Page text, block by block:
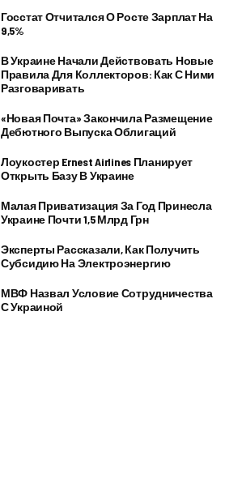
Госстат Отчитался О Росте Зарплат На
9,5%
В Украине Начали Действовать Новые
Правила Для Коллекторов: Как С Ними
Разговаривать
«Новая Почта» Закончила Размещение
Дебютного Выпуска Облигаций
Лоукостер Ernest Airlines Планирует
Открыть Базу В Украине
Малая Приватизация За Год Принесла
Украине Почти 1,5 Млрд Грн
Эксперты Рассказали, Как Получить
Субсидию На Электроэнергию
МВФ Назвал Условие Сотрудничества
С Украиной